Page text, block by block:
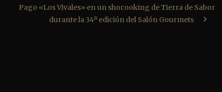
Pago «Los Vivales» en un shocooking de Tierra de Sabor
durante la 34ª edición del Salón Gourmets